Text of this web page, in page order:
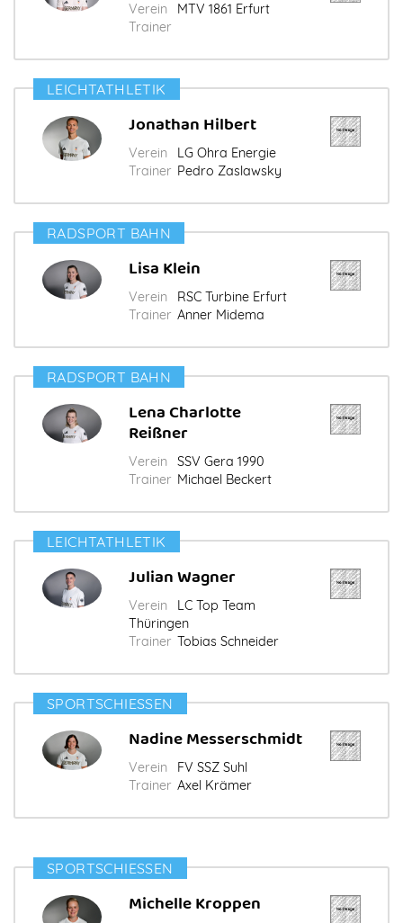
Verein
MTV 1861 Erfurt
Trainer
LEICHTATHLETIK
Jonathan Hilbert
Verein
LG Ohra Energie
Trainer Pedro Zaslawsky
RADSPORT BAHN
Lisa Klein
Verein
RSC Turbine Erfurt
Trainer Anner Midema
RADSPORT BAHN
Lena Charlotte
Reißner
Verein
SSV Gera 1990
Trainer Michael Beckert
LEICHTATHLETIK
Julian Wagner
Verein
LC Top Team
Thüringen
Trainer Tobias Schneider
SPORTSCHIESSEN
Nadine Messerschmidt
Verein
FV SSZ Suhl
Trainer Axel Krämer
SPORTSCHIESSEN
Michelle Kroppen